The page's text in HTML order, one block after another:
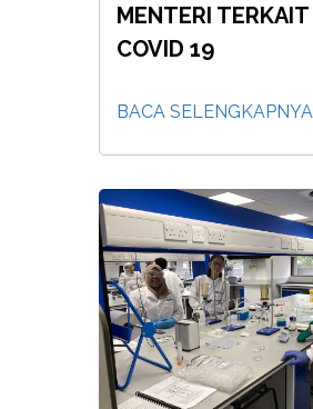
MENTERI TERKAIT
COVID 19
BACA SELENGKAPNYA